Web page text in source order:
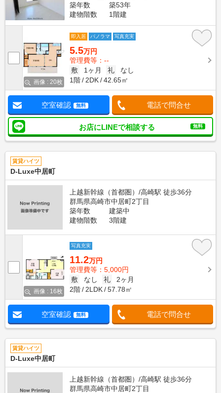
築年数
築53年
建物階数
1階建
画像 : 20枚
即入居 パノラマ 写真充実
5.5万円
管理費等：--
敷
1ヶ月 礼
なし
1階
2DK 42.65㎡
空室確認 無料 電話で問合せ
お店にLINEで相談する 無料
賃貸ハイツ
D-Luxe中居町
上越新幹線（首都圏）/高崎駅 徒歩36分
群馬県高崎市中居町2丁目
築年数
建築中
建物階数
3階建
画像 : 16枚
写真充実
11.2万円
管理費等：5,000円
敷
なし 礼
2ヶ月
2階
2LDK 57.78㎡
空室確認 無料 電話で問合せ
賃貸ハイツ
D-Luxe中居町
上越新幹線（首都圏）/高崎駅 徒歩36分
群馬県高崎市中居町2丁目